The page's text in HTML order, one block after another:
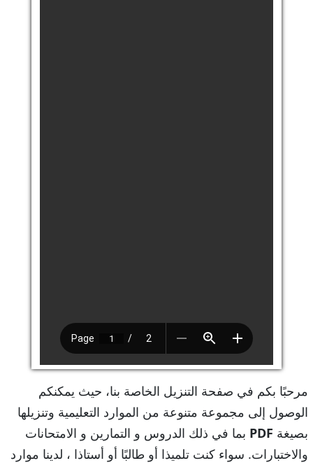
مرحبًا بكم في صفحة التنزيل الخاصة بنا، حيث يمكنكم
الوصول إلى مجموعة متنوعة من الموارد التعليمية وتنزيلها
بصيغة PDF بما في ذلك الدروس و التمارين و الامتحانات
والاختبارات. سواء كنت تلميذا أو طالبًا أو أستاذا ، لدينا موارد